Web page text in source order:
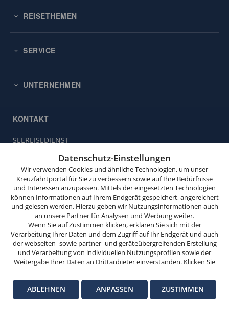
REISETHEMEN
SERVICE
UNTERNEHMEN
KONTAKT
SEEREISEDIENST
47119 Duisburg
Buchungsservice:0203 / 30 98 00
(Mo. bis Fr. von 9.00 bis 18.00 Uhr,
Sa. von 10.00 bis 15.00 Uhr,
So. von 10.00 bis 13.00 Uhr,
außer feiertags)
info@seereisedienst.de
ImpressumDatenschutz-Informationen
Datenschutz-Einstellungen
Versicherungsvertrag widerrufen
Diese
verwendet
Cookies.
Wenn
Sie
weitersurfen,
stimmen
Sie
der
Cookie-
OK
Datenschutz-Einstellungen
Wir verwenden Cookies und ähnliche Technologien, um unser
Kreuzfahrtportal für Sie zu verbessern sowie auf Ihre Bedürfnisse
und Interessen anzupassen. Mittels der eingesetzten Technologien
können Informationen auf Ihrem Endgerät gespeichert, angereichert
und gelesen werden. Hierzu geben wir Nutzungsinformationen auch
an unsere Partner für Analysen und Werbung weiter.
Wenn Sie auf Zustimmen klicken, erklären Sie sich mit der
Verarbeitung Ihrer Daten und dem Zugriff auf Ihr Endgerät und auch
der webseiten- sowie partner- und geräteübergreifenden Erstellung
und Verarbeitung von individuellen Nutzungsprofilen sowie der
Weitergabe Ihrer Daten an Drittanbieter einverstanden. Klicken Sie
notwendigen Verarbeitungen zustimmen möchten. Klicken Sie auf
Anpassen, um einzelnen Anbietern die Zustimmung zu erteilen.
Weitere Informationen finden Sie in unserenDatenschutz-
ABLEHNEN ANPASSEN ZUSTIMMEN